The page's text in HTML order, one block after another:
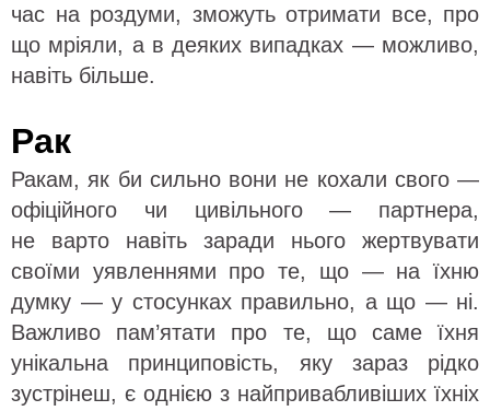
час на роздуми, зможуть отримати все, про
що мріяли, а в деяких випадках — можливо,
навіть більше.
Рак
Ракам, як би сильно вони не кохали свого —
офіційного чи цивільного — партнера,
не варто навіть заради нього жертвувати
своїми уявленнями про те, що — на їхню
думку — у стосунках правильно, а що — ні.
Важливо пам’ятати про те, що саме їхня
унікальна принциповість, яку зараз рідко
зустрінеш, є однією з найпривабливіших їхніх